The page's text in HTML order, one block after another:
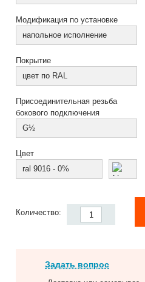
Модификация по установке
напольное исполнение
Покрытие
цвет по RAL
Присоединительная резьба
бокового подключения
G½
Цвет
ral 9016 - 0%
Количество:
Задать вопрос